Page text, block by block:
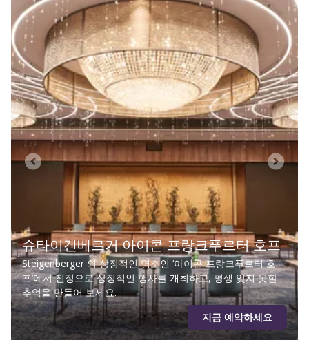
슈타이겐베르거 아이콘 프랑크푸르터 호프
Steigenberger 의 상징적인 명소인 ‘아이콘 프랑크푸르터 호
프’에서 진정으로 상징적인 행사를 개최하고, 평생 잊지 못할
추억을 만들어 보세요.
지금 예약하세요